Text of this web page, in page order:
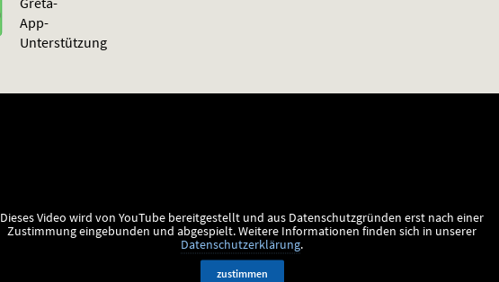
Dieses Video wird von YouTube bereitgestellt und aus Datenschutzgründen erst nach einer
Zustimmung eingebunden und abgespielt.Weitere Informationen finden sich in unserer
Datenschutzerklärung.
zustimmen